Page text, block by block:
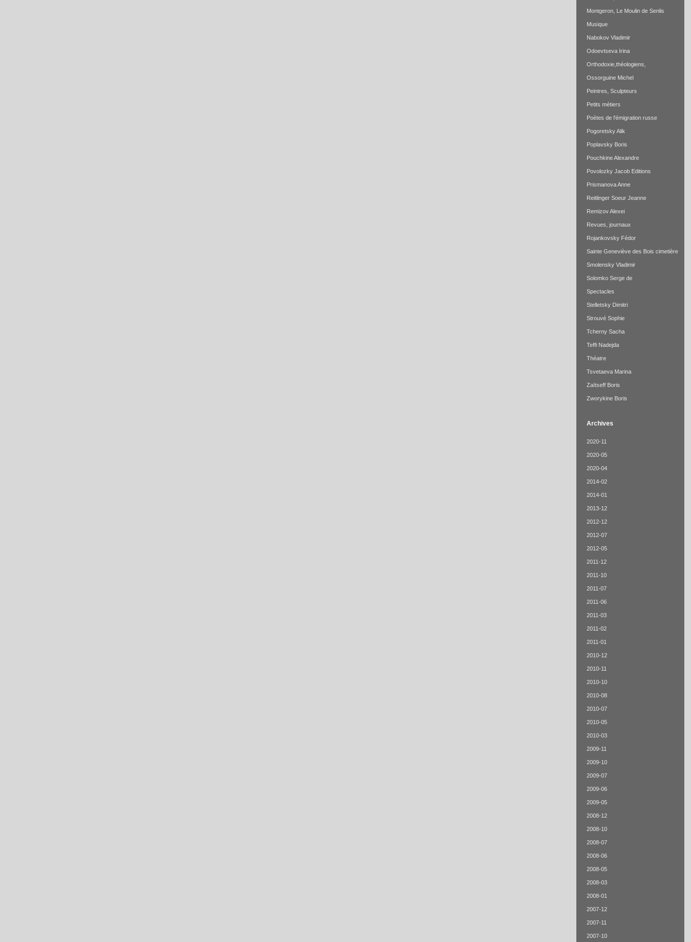
Montgeron, Le Moulin de Senlis
Musique
Nabokov Vladimir
Odoevtseva Irina
Orthodoxie,théologiens,
Ossorguine Michel
Peintres, Sculpteurs
Petits métiers
Poètes de l'émigration russe
Pogoretsky Alik
Poplavsky Boris
Pouchkine Alexandre
Povolozky Jacob Editions
Prismanova Anne
Reitlinger Soeur Jeanne
Remizov Alexei
Revues, journaux
Rojankovsky Fédor
Sainte Geneviève des Bois cimetière
Smolensky Vladimir
Solomko Serge de
Spectacles
Stelletsky Dimitri
Strouvé Sophie
Tcherny Sacha
Teffi Nadejda
Théatre
Tsvetaeva Marina
Zaïtseff Boris
Zworykine Boris
Archives
2020-11
2020-05
2020-04
2014-02
2014-01
2013-12
2012-12
2012-07
2012-05
2011-12
2011-10
2011-07
2011-06
2011-03
2011-02
2011-01
2010-12
2010-11
2010-10
2010-08
2010-07
2010-05
2010-03
2009-11
2009-10
2009-07
2009-06
2009-05
2008-12
2008-10
2008-07
2008-06
2008-05
2008-03
2008-01
2007-12
2007-11
2007-10